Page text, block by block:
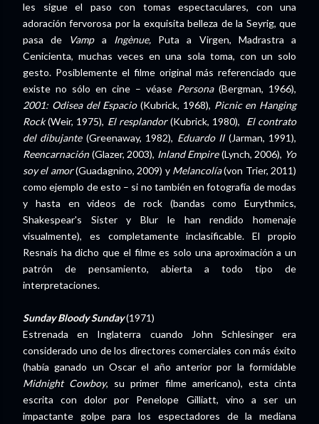
les sigue el paso con tomas espectaculares, con una
adoración fervorosa por la exquisita belleza de la Seyrig, que
pasa de Vampa Ingènue,Puta a Virgen, Madrastra a
Cenicienta, muchas veces en una sola toma, con un solo
gesto. Posiblemente el filme original más referenciado que
existe no sólo en cine – véase Persona(Bergman, 1966),
2001: Odisea del Espacio(Kubrick, 1968), Picnic en Hanging
Rock(Weir, 1975), El resplandor(Kubrick, 1980),
El contrato
del dibujante(Greenaway, 1982), Eduardo II (Jarman, 1991),
Reencarnación(Glazer, 2003), Inland Empire(Lynch, 2006), Yo
soy el amor(Guadagnino, 2009) y Melancolía(von Trier, 2011)
como ejemplo de esto – si no también en fotografía de modas
y hasta en videos de rock (bandas como Eurythmics,
Shakespear's Sister y Blur le han rendido homenaje
visualmente), es completamente inclasificable. El propio
Resnais ha dicho que el filme es solo una aproximación a un
patrón de pensamiento, abierta a todo tipo de
interpretaciones.
Sunday Bloody Sunday(1971)
Estrenada en Inglaterra cuando John Schlesinger era
considerado uno de los directores comerciales con más éxito
(había ganado un Oscar el año anterior por la formidable
Midnight Cowboy, su primer filme americano), esta cinta
escrita con dolor por Penelope Gilliatt, vino a ser un
impactante golpe para los espectadores de la mediana